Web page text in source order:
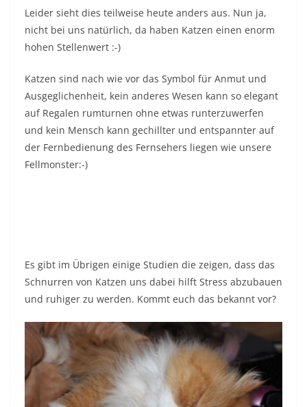
Leider sieht dies teilweise heute anders aus. Nun ja,
nicht bei uns natürlich, da haben Katzen einen enorm
hohen Stellenwert :-)
Katzen sind nach wie vor das Symbol für Anmut und
Ausgeglichenheit, kein anderes Wesen kann so elegant
auf Regalen rumturnen ohne etwas runterzuwerfen
und kein Mensch kann gechillter und entspannter auf
der Fernbedienung des Fernsehers liegen wie unsere
Fellmonster:-)
Es gibt im Übrigen einige Studien die zeigen, dass das
Schnurren von Katzen uns dabei hilft Stress abzubauen
und ruhiger zu werden. Kommt euch das bekannt vor?